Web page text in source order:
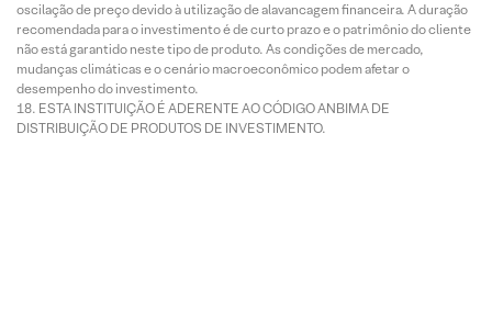
oscilação de preço devido à utilização de alavancagem financeira. A duração
recomendada para o investimento é de curto prazo e o patrimônio do cliente
não está garantido neste tipo de produto. As condições de mercado,
mudanças climáticas e o cenário macroeconômico podem afetar o
desempenho do investimento.
ESTA INSTITUIÇÃO É ADERENTE AO CÓDIGO ANBIMA DE
DISTRIBUIÇÃO DE PRODUTOS DE INVESTIMENTO.